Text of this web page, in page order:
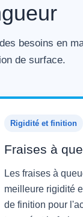
besoins en
de surface.
Rigidité et finition
Fraises à
Les fraises à
meilleure rigidité
de finition pour